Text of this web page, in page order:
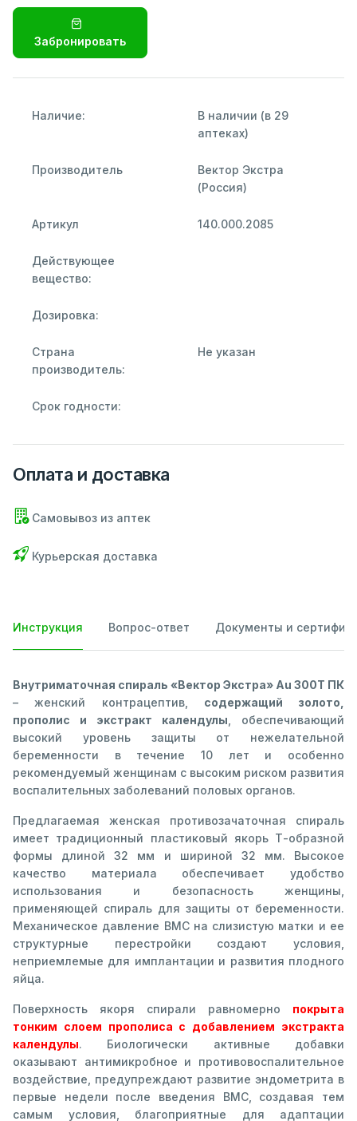
Забронировать
Наличие:
В наличии (в 29
аптеках)
Производитель
Вектор Экстра
(Россия)
Артикул 140.000.2085
Действующее
вещество:
Дозировка:
Страна
производитель:
Не указан
Срок годности:
Оплата и доставка
Самовывоз из аптек
Курьерская доставка
Инструкция Вопрос-ответ Документы и
Внутриматочная спираль «Вектор Экстра» Au 300Т ПК
– женский контрацептив, содержащий золото,
прополис и экстракт календулы , обеспечивающий
высокий уровень защиты от нежелательной
беременности в течение 10 лет и особенно
рекомендуемый женщинам с высоким риском развития
воспалительных заболеваний половых органов.
Предлагаемая женская противозачаточная спираль
имеет традиционный пластиковый якорь Т-образной
формы длиной 32 мм и шириной 32 мм. Высокое
качество материала обеспечивает удобство
использования и безопасность женщины,
применяющей спираль для защиты от беременности.
Механическое давление ВМС на слизистую матки и ее
структурные перестройки создают условия,
неприемлемые для имплантации и развития плодного
яйца.
Поверхность якоря спирали равномерно покрыта
тонким слоем прополиса с добавлением экстракта
календулы. Биологически активные добавки
оказывают антимикробное и противовоспалительное
воздействие, предупреждают развитие эндометрита в
первые недели после введения ВМС, создавая тем
самым условия, благоприятные для адаптации